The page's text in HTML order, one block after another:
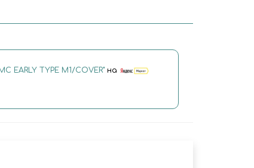
EARLY TYPE M1/COVER" на